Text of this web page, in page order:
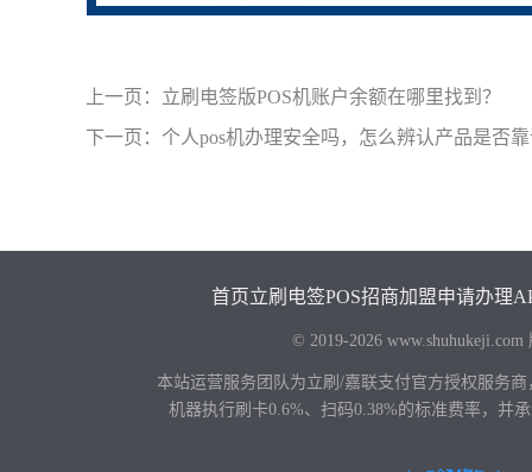
上一页： 立刷电签版POS机账户余额在哪里找到？
下一页： 个人pos机办理安全吗，怎么辨认产品是否
首页立刷电签POS招商加盟申请办理
© 2019-2026
本站运营服务团队为立刷/嘉联支付官方授权服务
机器执行刷卡0.6%、扫码0.38%的标准费率，并